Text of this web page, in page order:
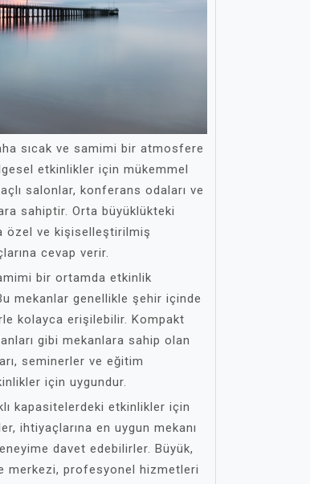
sıcak ve samimi bir atmosfere
etkinlikler için mükemmel
salonlar, konferans odaları ve
sahiptir. Orta büyüklükteki
özel ve kişiselleştirilmiş
cevap verir.
bir ortamda etkinlik
mekanlar genellikle şehir içinde
kolayca erişilebilir. Kompakt
gibi mekanlara sahip olan
seminerler ve eğitim
için uygundur.
kapasitelerdeki etkinlikler için
ihtiyaçlarına en uygun mekanı
davet edebilirler. Büyük,
merkezi, profesyonel hizmetleri